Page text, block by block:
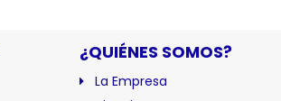
¿QUIÉNES SOMOS?
La Empresa